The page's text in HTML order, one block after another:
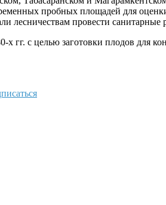
пробных площадей для
лесничествам провести
гг. с целью заготовки плодов для